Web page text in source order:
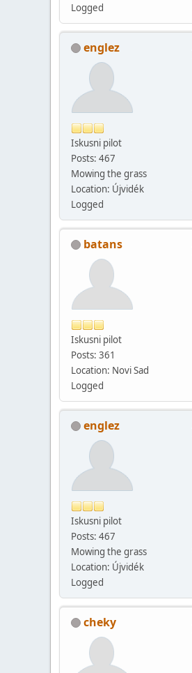
Logged
englez
Iskusni pilot
Posts: 467
Mowing the grass
Location: Újvidék
Logged
batans
Iskusni pilot
Posts: 361
Location: Novi Sad
Logged
englez
Iskusni pilot
Posts: 467
Mowing the grass
Location: Újvidék
Logged
cheky